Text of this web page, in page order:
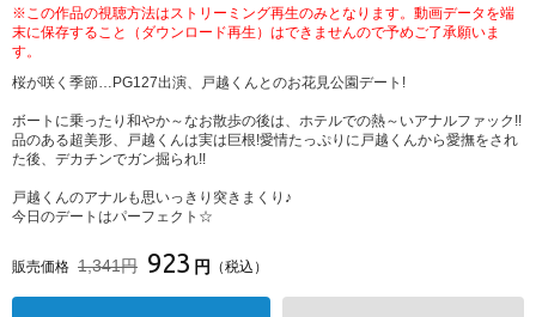
※この作品の視聴方法はストリーミング再生のみとなります。動画データを端
末に保存すること（ダウンロード再生）はできませんので予めご了承願いま
す。
桜が咲く季節…PG127出演、戸越くんとのお花見公園デート!
ボートに乗ったり和やか～なお散歩の後は、ホテルでの熱～いアナルファック!!
品のある超美形、戸越くんは実は巨根!愛情たっぷりに戸越くんから愛撫をされ
た後、デカチンでガン掘られ!!
戸越くんのアナルも思いっきり突きまくり♪
今日のデートはパーフェクト☆
販売価格 1,341円 923 円 （税込）